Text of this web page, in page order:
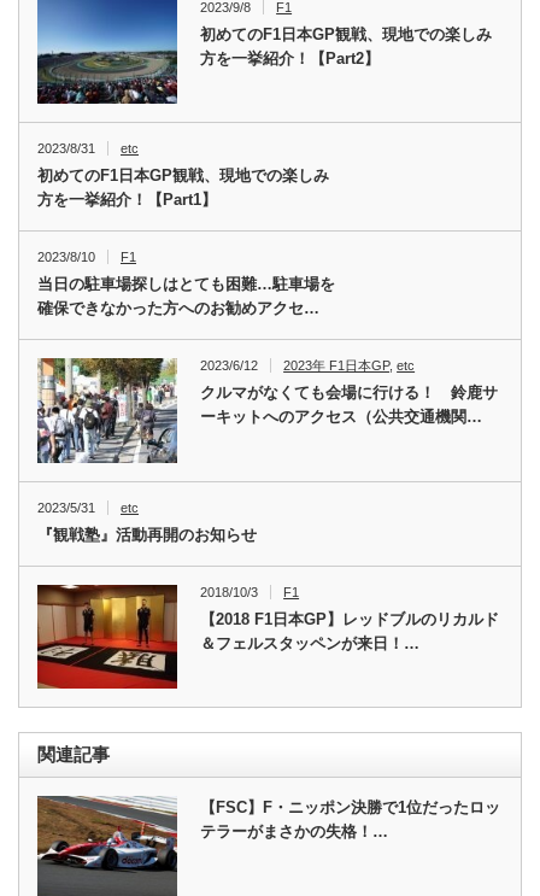
2023/9/8 F1
初めてのF1日本GP観戦、現地での楽しみ
方を一挙紹介！【Part2】
2023/8/31 etc
初めてのF1日本GP観戦、現地での楽しみ
方を一挙紹介！【Part1】
2023/8/10 F1
当日の駐車場探しはとても困難…駐車場を
確保できなかった方へのお勧めアクセ…
2023/6/12 2023年 F1日本GP,etc
クルマがなくても会場に行ける！ 鈴鹿サ
ーキットへのアクセス（公共交通機関…
2023/5/31 etc
『観戦塾』活動再開のお知らせ
2018/10/3 F1
【2018 F1日本GP】レッドブルのリカルド
＆フェルスタッペンが来日！…
関連記事
【FSC】F・ニッポン決勝で1位だったロッ
テラーがまさかの失格！…